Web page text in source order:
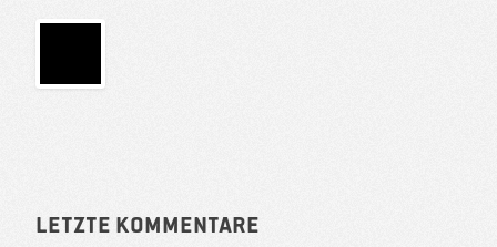
Sidebar
Letzte Kommentare